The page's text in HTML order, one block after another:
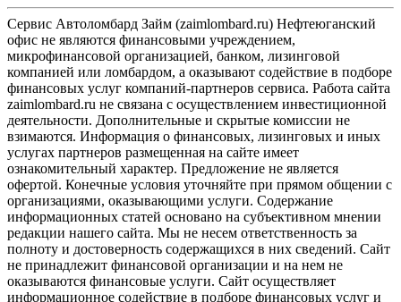
Сервис Автоломбард Займ (zaimlombard.ru) Нефтеюганский
офис не являются финансовыми учреждением,
микрофинансовой организацией, банком, лизинговой
компанией или ломбардом, а оказывают содействие в подборе
финансовых услуг компаний-партнеров сервиса. Работа сайта
zaimlombard.ru не связана с осуществлением инвестиционной
деятельности. Дополнительные и скрытые комиссии не
взимаются. Информация о финансовых, лизинговых и иных
услугах партнеров размещенная на сайте имеет
ознакомительный характер. Предложение не является
офертой. Конечные условия уточняйте при прямом общении с
организациями, оказывающими услуги. Содержание
информационных статей основано на субъективном мнении
редакции нашего сайта. Мы не несем ответственность за
полноту и достоверность содержащихся в них сведений. Сайт
не принадлежит финансовой организации и на нем не
оказываются финансовые услуги. Сайт осуществляет
информационное содействие в подборе финансовых услуг и